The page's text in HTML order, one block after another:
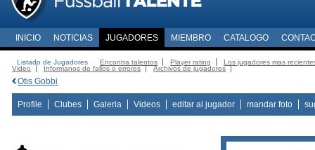
INICIO NOTICIAS JUGADORES MIEMBRO CATALOGO
Listado de Jugadores Encontra talentos Player rating
Los jugadores mas
Video
Informanos de fallos o errores Archivos de jugadores
Otis Gobbi
Profile Clubes Galeria Videos editar al jugador mandar foto